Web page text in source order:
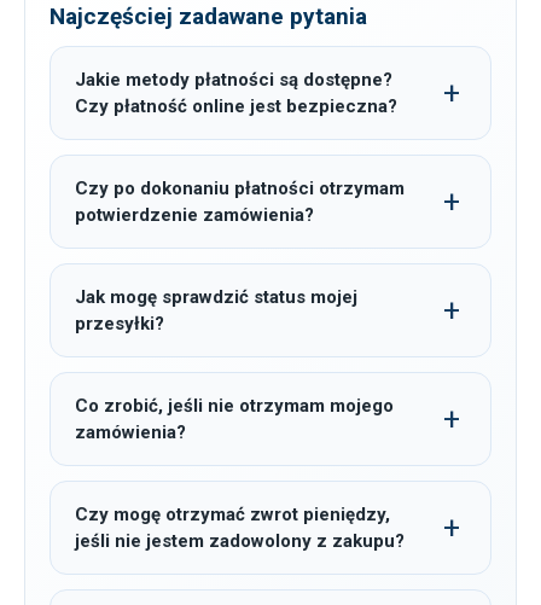
Najczęściej zadawane pytania
Jakie metody płatności są dostępne?
Czy płatność online jest bezpieczna?
Czy po dokonaniu płatności otrzymam
potwierdzenie zamówienia?
Jak mogę sprawdzić status mojej
przesyłki?
Co zrobić, jeśli nie otrzymam mojego
zamówienia?
Czy mogę otrzymać zwrot pieniędzy,
jeśli nie jestem zadowolony z zakupu?